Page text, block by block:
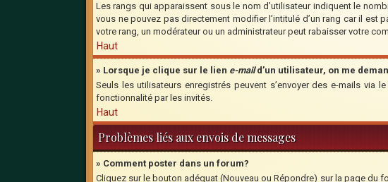
Les rangs qui apparaissent sous le nom d’utilisateur indiquent le
vous ne pouvez pas directement modifier l’intitulé d’un rang car il est
votre rang, un modérateur ou un administrateur peut rabaisser votre
Haut
» Lorsque je clique sur le lien e-maild’un utilisateur, on me
Seuls les utilisateurs enregistrés peuvent s’envoyer des e-mails via
fonctionnalité par les invités.
Haut
Problèmes liés aux envois de messages
» Comment poster dans un forum?
Cliquez sur le bouton adéquat (Nouveau ou Répondre) sur la page du